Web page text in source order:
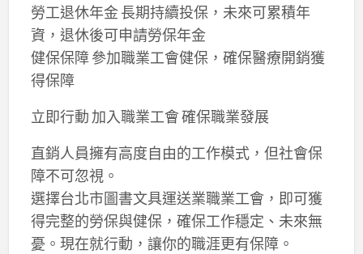
勞工退休年金 長期持續投保，未來可累積年
資，退休後可申請勞保年金
健保保障 參加職業工會健保，確保醫療開銷獲
得保障
立即行動 加入職業工會 確保職業發展
直銷人員擁有高度自由的工作模式，但社會保
障不可忽視。
選擇台北市圖書文具運送業職業工會，即可獲
得完整的勞保與健保，確保工作穩定、未來無
憂。現在就行動，讓你的職涯更有保障。